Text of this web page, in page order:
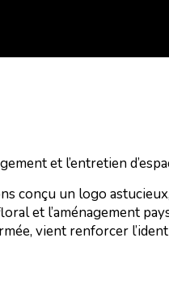
et l’entretien
conçu un logo
et l’aménagement
vient renforcer